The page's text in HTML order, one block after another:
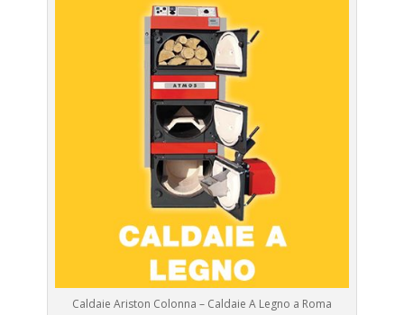
Caldaie Ariston Colonna – Caldaie A Legno a Roma